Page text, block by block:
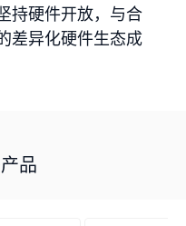
持硬件开放，与合
差异化硬件生态成
品